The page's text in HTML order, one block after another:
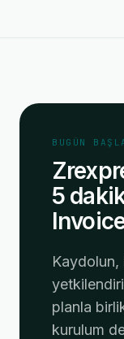
BUGÜN
5
Kaydolun,
planla
kurulum